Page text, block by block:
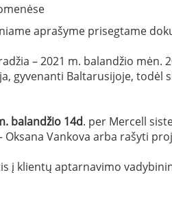
aprašyme prisegtame
– 2021 m. balandžio
gyvenanti Baltarusijoje, todėl
balandžio 14d. per Mercell
Oksana Vankova arba rašyti
klientų aptarnavimo